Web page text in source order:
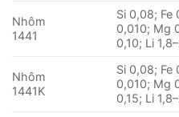
Nhôm
1441
Si 0,08; Fe
0,010; Mg
0,10; Li
Nhôm
1441K
Si 0,08; Fe
0,010; Mg
0,15; Li